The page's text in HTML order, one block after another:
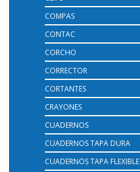
COMPAS
CONTAC
CORCHO
CORRECTOR
CORTANTES
CRAYONES
CUADERNOS
CUADERNOS TAPA DURA
CUADERNOS TAPA FLEXIBLE